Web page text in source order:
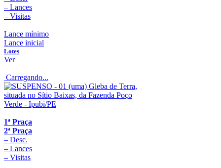
– Lances
– Visitas
Lance mínimo
Lance inicial
Lotes
Ver
Carregando...
1ª Praça
2ª Praça
– Desc.
– Lances
– Visitas